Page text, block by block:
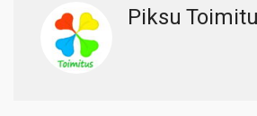
Piksu